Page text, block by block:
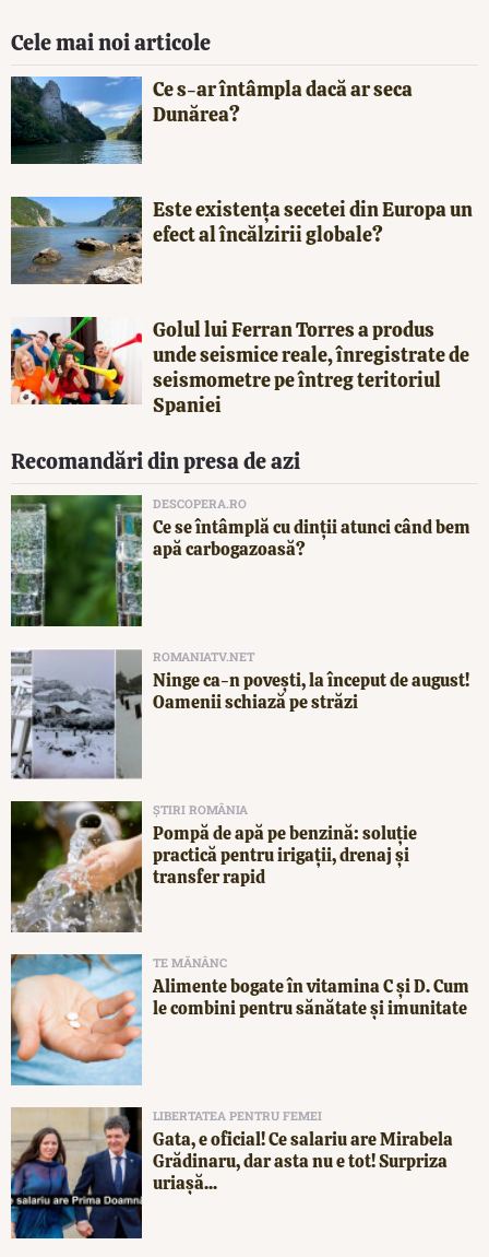
Cele mai noi articole
Ce s-ar întâmpla dacă ar seca
Dunărea?
Este existența secetei din Europa un
efect al încălzirii globale?
Golul lui Ferran Torres a produs
unde seismice reale, înregistrate de
seismometre pe întreg teritoriul
Spaniei
Recomandări din presa de azi
DESCOPERA.RO
Ce se întâmplă cu dinții atunci când bem
apă carbogazoasă?
ROMANIATV.NET
Ninge ca-n povești, la început de august!
Oamenii schiază pe străzi
ȘTIRI ROMÂNIA
Pompă de apă pe benzină: soluție
practică pentru irigații, drenaj și
transfer rapid
TE MĂNÂNC
Alimente bogate în vitamina C și D. Cum
le combini pentru sănătate și imunitate
LIBERTATEA PENTRU FEMEI
Gata, e oficial! Ce salariu are Mirabela
Grădinaru, dar asta nu e tot! Surpriza
uriașă...